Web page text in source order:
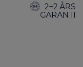
2+2 ÅRS
GARANTI